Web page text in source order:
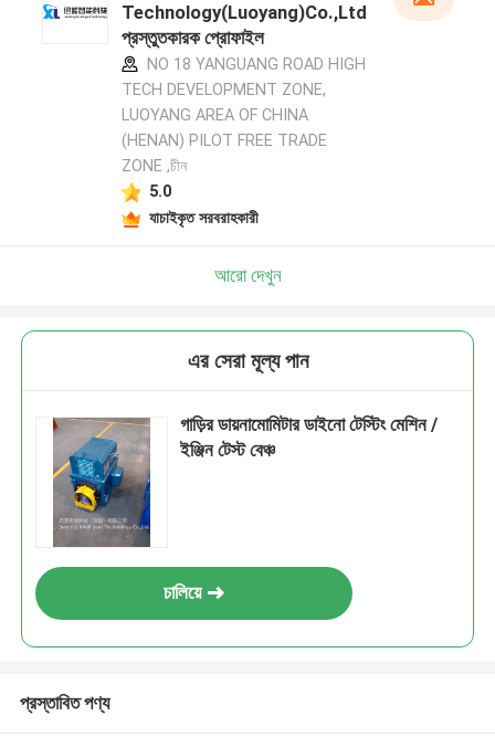
Technology(Luoyang)Co.,Ltd
প্রস্তুতকারক প্রোফাইল
NO 18 YANGUANG ROAD HIGH
TECH DEVELOPMENT ZONE,
LUOYANG AREA OF CHINA
(HENAN) PILOT FREE TRADE
ZONE ,চীন
5.0
যাচাইকৃত সরবরাহকারী
আরো দেখুন
এর সেরা মূল্য পান
গাড়ির ডায়নামোমিটার ডাইনো টেস্টিং মেশিন /
ইঞ্জিন টেস্ট বেঞ্চ
চালিয়ে
প্রস্তাবিত পণ্য